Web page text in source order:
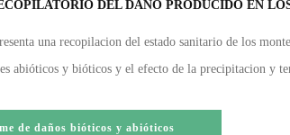
DEL DAÑO PRODUCIDO EN
una recopilacion del estado sanitario de los
abióticos y bióticos y el efecto de la precipitacion y
de daños bióticos y abióticos